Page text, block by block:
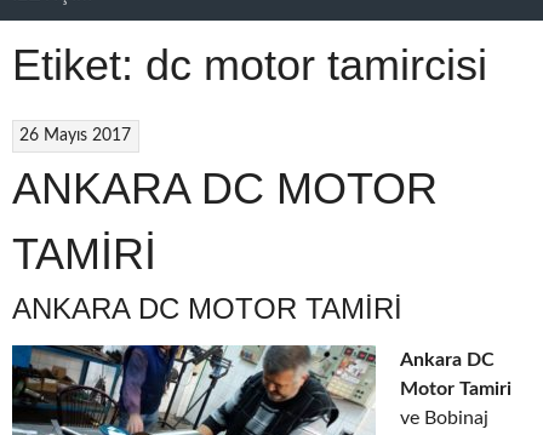
Etiket: dc motor tamircisi
26 Mayıs 2017
ANKARA DC MOTOR
TAMİRİ
ANKARA DC MOTOR TAMİRİ
Ankara DC
Motor Tamiri
ve Bobinaj